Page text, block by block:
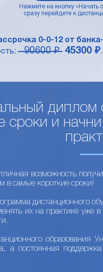
Нажмите на кнопку «Начать
сразу перейдете к
0-0-12 от
90600 ₽ 45300 ₽
диплом
сроки и
возможность
в самые короткие сроки!
дистанционного
их на практике уже
образования
а постоянная